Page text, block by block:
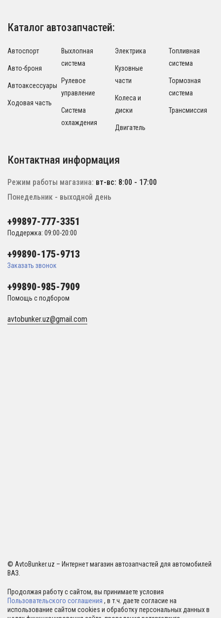
Каталог автозапчастей:
Автоспорт
Авто-броня
Автоаксессуары
Ходовая часть
Выхлопная
система
Рулевое
управление
Система
охлаждения
Электрика
Кузовные
части
Колеса и
диски
Двигатель
Топливная
система
Тормозная
система
Трансмиссия
Контактная информация
Режим работы магазина: вт-вс: 8:00 - 17:00
Понедельник - выходной день
+99897-777-3351
Поддержка: 09:00-20:00
+99890-175-9713
Заказать звонок
+99890-985-7909
Помощь с подбором
avtobunker.uz@gmail.com
© AvtoBunker.uz – Интернет магазин автозапчастей для автомобилей
ВАЗ.
Продолжая работу с сайтом, вы принимаете условия
Пользовательского соглашения , в т.ч. даете согласие на
использование сайтом cookies и обработку персональных данных в